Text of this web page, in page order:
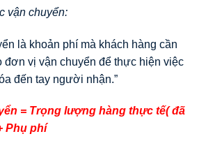
vận chuyển:
là khoản phí mà khách hàng cần
đơn vị vận chuyển để thực hiện việc
đến tay người nhận.”
= Trọng lượng hàng thực tế( đã
Phụ phí